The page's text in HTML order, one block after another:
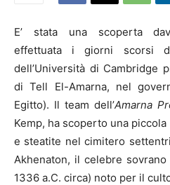
E’ stata una scoperta
effettuata i giorni scorsi
dell’Università di Cambridge
di Tell El-Amarna, nel
Egitto). Il team dell’Amarna
Kemp, ha scoperto una
e steatite nel cimitero
Akhenaton, il celebre
1336 a.C. circa) noto per il